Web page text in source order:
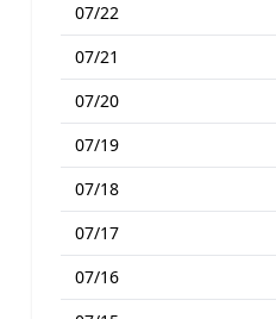
07/22
07/21
07/20
07/19
07/18
07/17
07/16